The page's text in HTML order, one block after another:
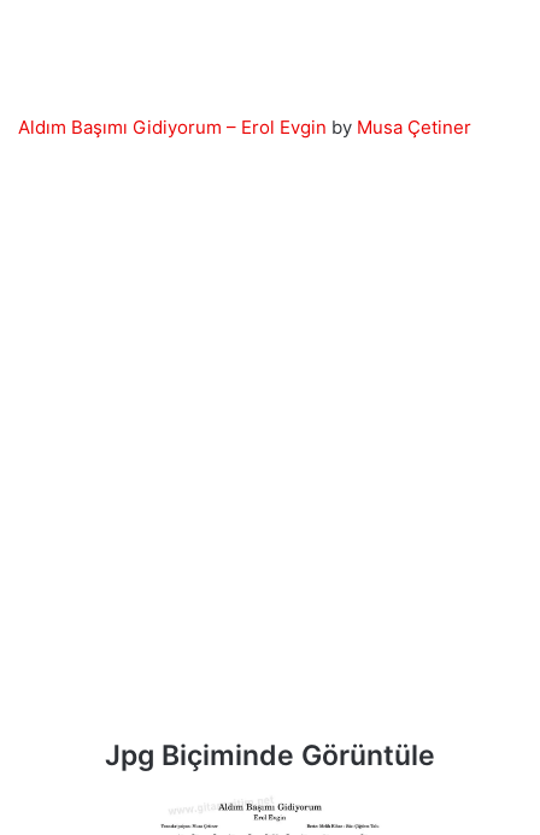
Aldım Başımı Gidiyorum – Erol Evgin by Musa Çetiner
Jpg Biçiminde Görüntüle